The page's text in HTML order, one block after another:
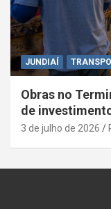
JUNDIAÍ
Obras no
de
3 de julho de 2026